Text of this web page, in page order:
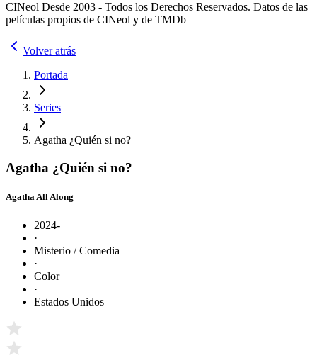
CINeol Desde 2003 - Todos los Derechos Reservados. Datos de las
películas propios de CINeol y de TMDb
Volver atrás
Portada
Series
Agatha ¿Quién si no?
Agatha ¿Quién si no?
Agatha All Along
2024-
·
Misterio / Comedia
·
Color
·
Estados Unidos